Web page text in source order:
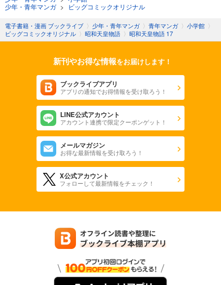
少年・青年マンガ> ビッグコミックオリジナル
電子書籍・漫画 ブックライブ 〉 少年・青年マンガ 〉 青年マンガ 〉 小学館 〉
ビッグコミックオリジナル 〉 昭和天皇物語 〉 昭和天皇物語 17
新刊やお得な情報をお届けします！
ブックライブアプリ
アプリの通知でお得情報を受け取ろう！
LINE公式アカウント
アカウント連携で限定クーポンゲット！
メールマガジン
お得な最新情報を受け取ろう！
X公式アカウント
フォローして最新情報をチェック！